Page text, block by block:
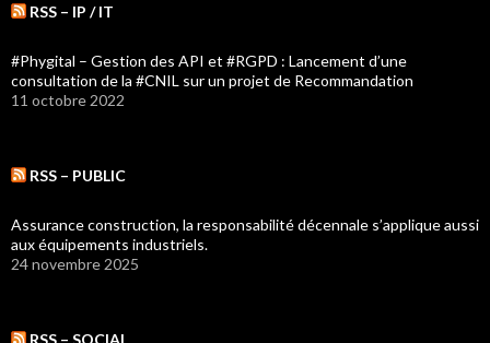
RSS – IP / IT
#Phygital – Gestion des API et #RGPD : Lancement d’une
consultation de la #CNIL sur un projet de Recommandation
11 octobre 2022
RSS – PUBLIC
Assurance construction, la responsabilité décennale s’applique aussi
aux équipements industriels.
24 novembre 2025
RSS – SOCIAL